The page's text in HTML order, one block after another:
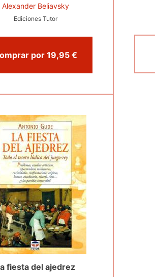
Alexander Beliavsky
Ediciones Tutor
Comprar por 19,95 €
fiesta del ajedrez